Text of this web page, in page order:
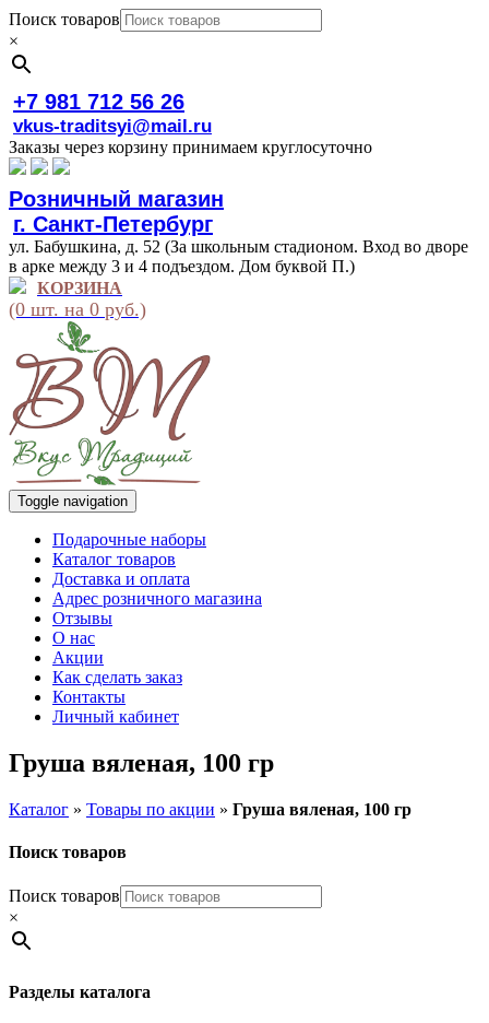
Поиск товаров
×
+7 981 712 56 26
vkus-traditsyi@mail.ru
Заказы через корзину принимаем круглосуточно
Розничный магазин
г. Санкт-Петербург
ул. Бабушкина, д. 52 (За школьным стадионом. Вход во дворе
в арке между 3 и 4 подъездом. Дом буквой П.)
КОРЗИНА
(0 шт. на 0 руб.)
Toggle navigation
Подарочные наборы
Каталог товаров
Доставка и оплата
Адрес розничного магазина
Отзывы
О нас
Акции
Как сделать заказ
Контакты
Личный кабинет
Груша вяленая, 100 гр
Каталог » Товары по акции » Груша вяленая, 100 гр
Поиск товаров
Поиск товаров
×
Разделы каталога